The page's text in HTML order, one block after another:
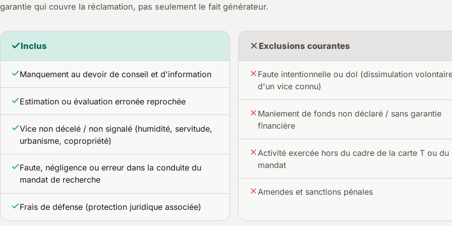
garantie qui couvre la réclamation, pas seulement le fait générateur.
Inclus
Manquement au devoir de conseil et d'information
Estimation ou évaluation erronée reprochée
Vice non décelé / non signalé (humidité, servitude,
urbanisme, copropriété)
Faute, négligence ou erreur dans la conduite du
mandat de recherche
Frais de défense (protection juridique associée)
Exclusions courantes
Faute intentionnelle ou dol (dissimulation
d'un vice connu)
Maniement de fonds non déclaré / sans garantie
financière
Activité exercée hors du cadre de la carte T ou du
mandat
Amendes et sanctions pénales